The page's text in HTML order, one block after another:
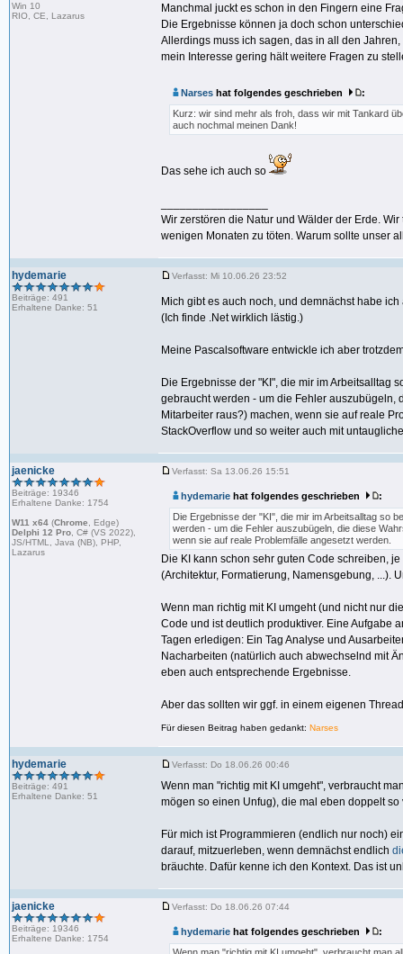
Win 10
RIO, CE, Lazarus
Manchmal juckt es schon in den Fingern eine
Die Ergebnisse können ja doch schon
Allerdings muss ich sagen, das in all den
mein Interesse gering hält weitere Fragen zu
Narses hat folgendes geschrieben
:
Kurz: wir sind mehr als froh, dass wir mit Tankard
auch nochmal meinen Dank!
Das sehe ich auch so
Wir zerstören die Natur und Wälder der Erde.
wenigen Monaten zu töten. Warum sollte unser
hydemarie
Beiträge: 491
Erhaltene Danke: 51
Verfasst: Mi 10.06.26 23:52
Mich gibt es auch noch, und demnächst habe
(Ich finde .Net wirklich lästig.)
Meine Pascalsoftware entwickle ich aber
Die Ergebnisse der "KI", die mir im Arbeitsalltag
gebraucht werden - um die Fehler
Mitarbeiter raus?) machen, wenn sie auf reale
StackOverflow und so weiter auch mit
jaenicke
Beiträge: 19346
Erhaltene Danke: 1754
W11 x64 (Chrome , Edge)
Delphi 12 Pro , C# (VS 2022),
JS/HTML, Java (NB), PHP,
Lazarus
Verfasst: Sa 13.06.26 15:51
hydemarie hat folgendes geschrieben
:
Die Ergebnisse der "KI", die mir im Arbeitsalltag so
werden - um die Fehler auszubügeln, die diese
wenn sie auf reale Problemfälle angesetzt werden.
Die KI kann schon sehr guten Code schreiben,
(Architektur, Formatierung, Namensgebung, ...).
Wenn man richtig mit KI umgeht (und nicht nur
Code und ist deutlich produktiver. Eine Aufgabe
Tagen erledigen: Ein Tag Analyse und
Nacharbeiten (natürlich auch abwechselnd mit
eben auch entsprechende Ergebnisse.
Aber das sollten wir ggf. in einem eigenen
Für diesen Beitrag haben gedankt: Narses
hydemarie
Beiträge: 491
Erhaltene Danke: 51
Verfasst: Do 18.06.26 00:46
Wenn man "richtig mit KI umgeht", verbraucht
mögen so einen Unfug), die mal eben doppelt
Für mich ist Programmieren (endlich nur noch)
darauf, mitzuerleben, wenn demnächst endlich
bräuchte. Dafür kenne ich den Kontext. Das ist
jaenicke
Beiträge: 19346
Erhaltene Danke: 1754
Verfasst: Do 18.06.26 07:44
hydemarie hat folgendes geschrieben
: